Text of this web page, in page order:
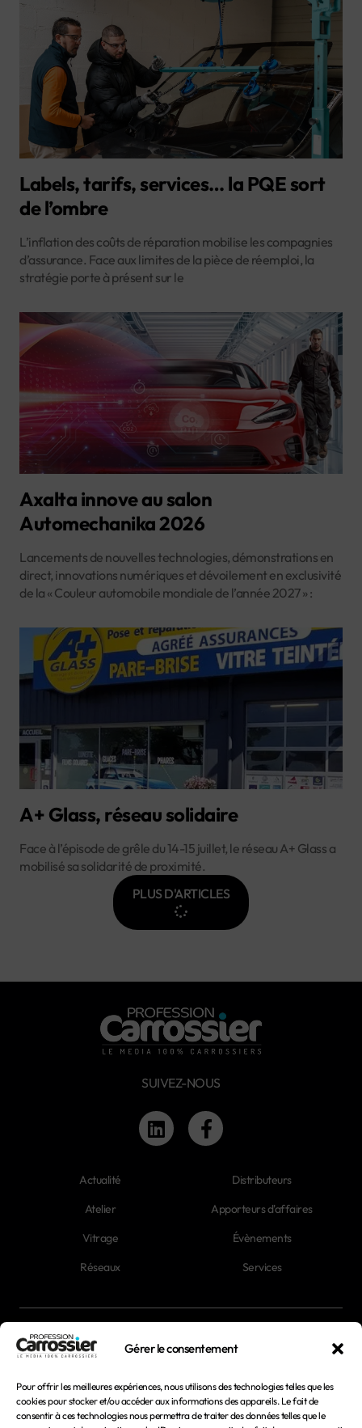
Gérer le consentement
Pour offrir les meilleures expériences, nous utilisons des technologies telles que les
cookies pour stocker et/ou accéder aux informations des appareils. Le fait de
consentir à ces technologies nous permettra de traiter des données telles que le
Labels, tarifs, services… la PQE sort
de l’ombre
L’inflation des coûts de réparation mobilise les compagnies
d’assurance. Face aux limites de la pièce de réemploi, la
stratégie porte à présent sur le
Axalta innove au salon
Automechanika 2026
Lancements de nouvelles technologies, démonstrations en
direct, innovations numériques et dévoilement en exclusivité
de la « Couleur automobile mondiale de l’année 2027 » :
A+ Glass, réseau solidaire
Face à l’épisode de grêle du 14-15 juillet, le réseau A+ Glass a
mobilisé sa solidarité de proximité.
PLUS D'ARTICLES
SUIVEZ-NOUS
Actualité
Atelier
Vitrage
Réseaux
Distributeurs
Apporteurs d'affaires
Évènements
Services
Mentions légales